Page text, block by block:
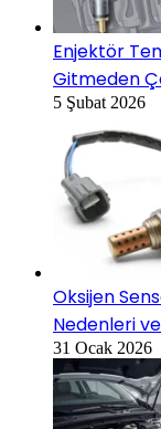
Enjektör
Gitmeden
5 Şubat 2026
Oksijen
Nedenleri
31 Ocak 2026